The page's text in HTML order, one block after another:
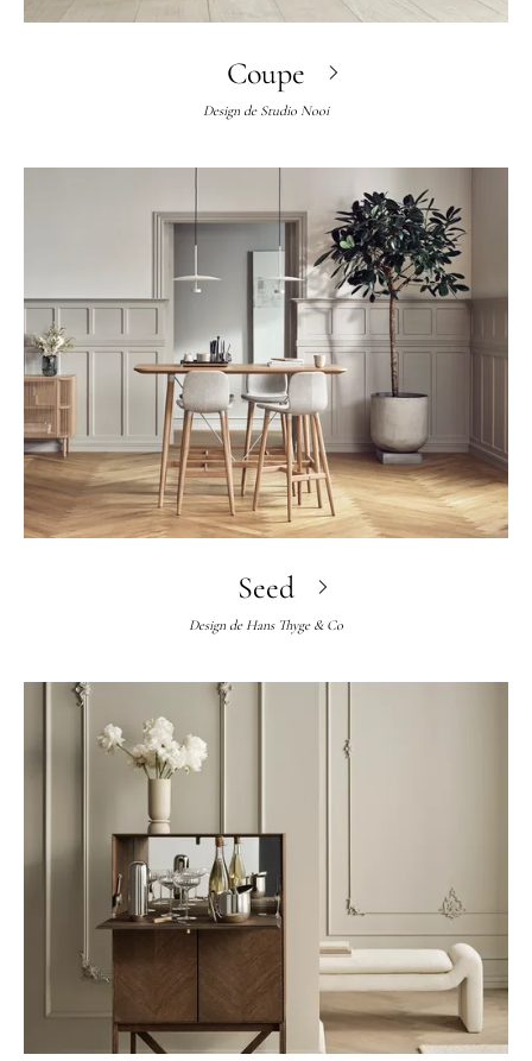
Coupe
Design de Studio Nooi
Seed
Design de Hans Thyge & Co